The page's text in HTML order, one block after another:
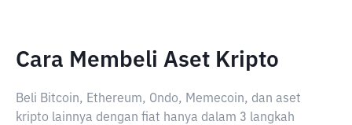
Cara Membeli Aset Kripto
Beli Bitcoin, Ethereum, Ondo, Memecoin, dan aset
kripto lainnya dengan fiat hanya dalam 3 langkah